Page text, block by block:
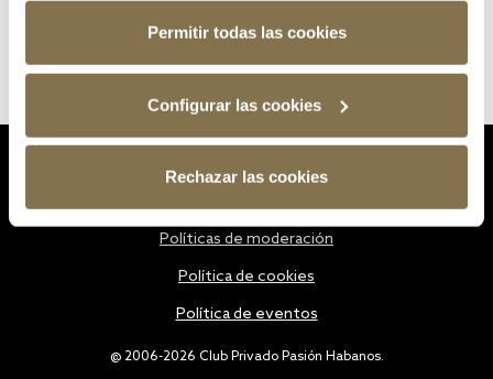
Permitir todas las cookies
Configurar las cookies
Rechazar las cookies
@ 2006-2026 Club Privado Pasión Habanos.
Políticas de moderación
Política de cookies
Política de eventos